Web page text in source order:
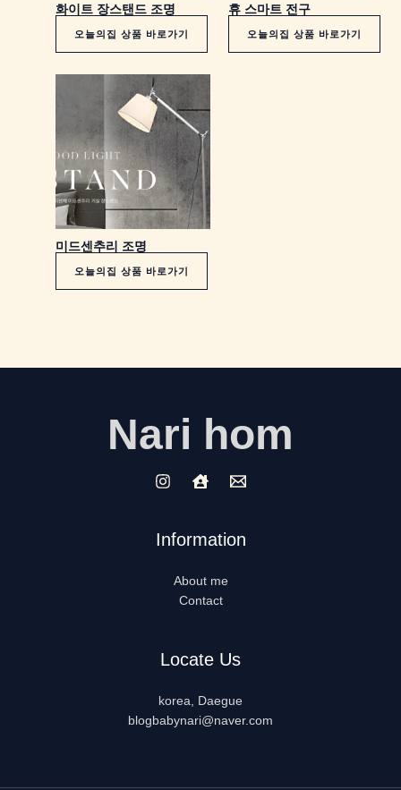
화이트 장스탠드 조명
오늘의집 상품 바로가기
휴 스마트 전구
오늘의집 상품 바로가기
미드센추리 조명
오늘의집 상품 바로가기
Nari hom
Information
About me
Contact
Locate Us
korea, Daegue
blogbabynari@naver.com